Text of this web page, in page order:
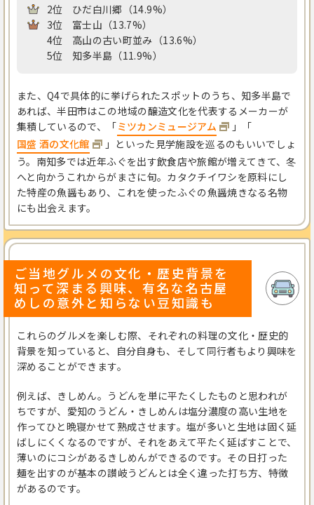
2位
ひだ白川郷（14.9%）
3位
富士山（13.7%）
4位
高山の古い町並み（13.6%）
5位
知多半島（11.9%）
また、Q4で具体的に挙げられたスポットのうち、知多半島で
あれば、半田市はこの地域の醸造文化を代表するメーカーが
集積しているので、「ミツカンミュージアム
」「
国盛 酒の文化館
」といった見学施設を巡るのもいいでしょ
う。南知多では近年ふぐを出す飲食店や旅館が増えてきて、冬
へと向かうこれからがまさに旬。カタクチイワシを原料にし
た特産の魚醤もあり、これを使ったふぐの魚醤焼きなる名物
にも出会えます。
ご当地グルメの文化・歴史背景を
知って深まる興味、有名な名古屋
めしの意外と知らない豆知識も
これらのグルメを楽しむ際、それぞれの料理の文化・歴史的
背景を知っていると、自分自身も、そして同行者もより興味を
深めることができます。
例えば、きしめん。うどんを単に平たくしたものと思われが
ちですが、愛知のうどん・きしめんは塩分濃度の高い生地を
作ってひと晩寝かせて熟成させます。塩が多いと生地は固く延
ばしにくくなるのですが、それをあえて平たく延ばすことで、
薄いのにコシがあるきしめんができるのです。その日打った
麺を出すのが基本の讃岐うどんとは全く違った打ち方、特徴
があるのです。